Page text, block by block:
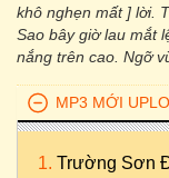
khô nghẹn mất ] lời.
Sao bây giờ lau mắt
nắng trên cao. Ngỡ
MP3 MỚI
Trường Sơn